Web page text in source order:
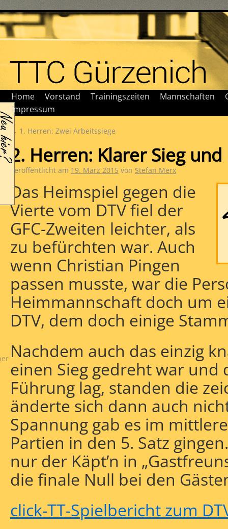
Home Vorstand Trainingszeiten Mannschaften
Impressum
← 1. Herren: Zwei Arbeitssiege
2. Herren: Klarer Sieg
Veröffentlicht am 19. März 2015 von Stefan Merx
Das Heimspiel gegen die
Vierte vom DTV fiel der
GFC-Zweiten leichter, als
zu befürchten war. Auch
wenn Christian Pingen
passen musste, war die
Heimmannschaft doch um
DTV, dem doch einige
Nachdem auch das einzig
einen Sieg gedreht war und
Führung lag, standen die
änderte sich dann auch
Spannung gab es im
Partien in den 5. Satz
nur der Käpt’n in
die finale Null bei den
click-TT-Spielbericht zum